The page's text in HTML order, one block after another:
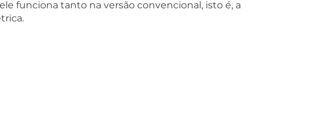
funciona tanto na versão convencional, isto é, a